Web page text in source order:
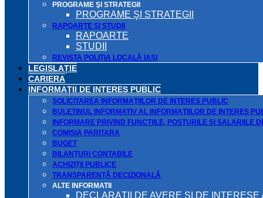
PROGRAME ŞI STRATEGII
PROGRAME ŞI STRATEGII
RAPOARTE ŞI STUDII
RAPOARTE
STUDII
REVISTA POLIȚIA LOCALĂ IAȘI
LEGISLAȚIE
CARIERA
INFORMAŢII DE INTERES PUBLIC
SOLICITAREA INFORMAŢIILOR DE INTERES PUBLIC
BULETINUL INFORMATIV AL INFORMAŢIILOR DE INTERES
INFORMARE PRIVIND FUNCTIILE, POSTURILE SI
COMISIA PARITARA
BUGET
BILANŢURI CONTABILE
ACHIZIȚII PUBLICE
TRANSPARENȚĂ DECIZIONALĂ
ALTE INFORMATII
DECLARAŢII DE AVERE ŞI DE